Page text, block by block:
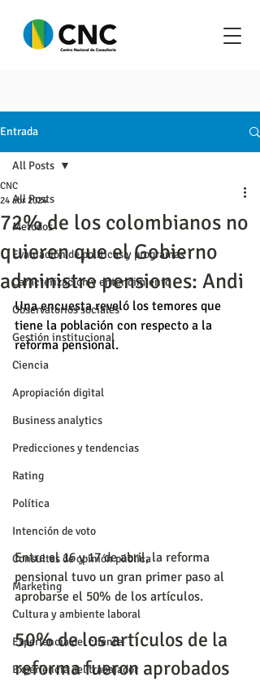
Entrada
All Posts
Metodos
Evaluación de políticas y programas
Caracterización y entendimiento
Observatorios sociales
Gestión institucional
Ciencia
Apropiación digital
Business analytics
Predicciones y tendencias
Rating
Política
Intención de voto
Consultas de opinión pública
Marketing
Cultura y ambiente laboral
Experiencia del cliente
Experiencia del trabajador
All Posts
72% de los colombianos no
quieren que el Gobierno
administre pensiones: Andi
CNC
24 abr 2024
Una encuesta reveló los temores que
tiene la población con respecto a la
reforma pensional.
Entre el 16 y 17 de abril, la reforma
pensional tuvo un gran primer paso al
aprobarse el 50% de los artículos.
50% de los artículos de la
reforma fueron aprobados